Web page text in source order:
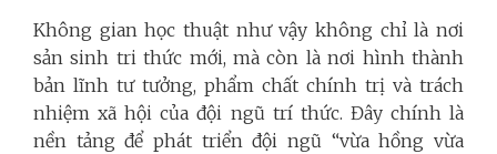
Không gian học thuật như vậy không chỉ là nơi
sản sinh tri thức mới, mà còn là nơi hình thành
bản lĩnh tư tưởng, phẩm chất chính trị và trách
nhiệm xã hội của đội ngũ trí thức. Đây chính là
nền tảng để phát triển đội ngũ “vừa hồng vừa